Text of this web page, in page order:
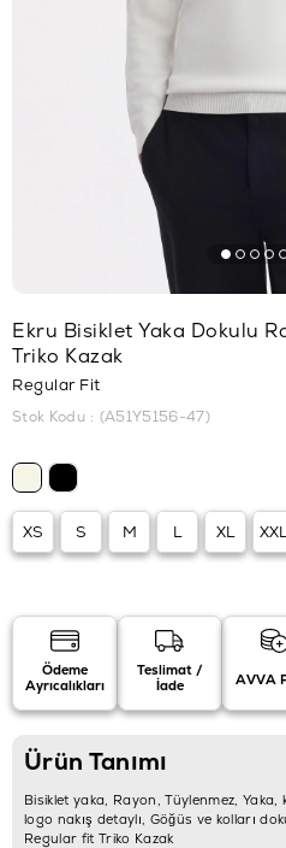
Ekru Bisiklet Yaka Dokulu
Triko Kazak
Regular Fit
Stok Kodu (A51Y5156-47)
XS S M L XL XXL
Ödeme
Ayrıcalıkları
Teslimat /
İade
AVVA
Ürün Tanımı
Bisiklet yaka, Rayon, Tüylenmez,
logo nakış detaylı, Göğüs ve kolları
Regular fit Triko Kazak